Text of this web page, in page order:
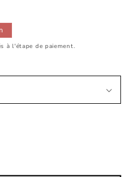
à l'étape de paiement.